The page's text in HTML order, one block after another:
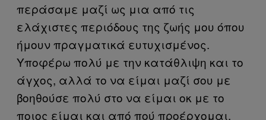
περάσαμε μαζί ως μια από τις
ελάχιστες περιόδους της ζωής μου όπου
ήμουν πραγματικά ευτυχισμένος.
Υποφέρω πολύ με την κατάθλιψη και το
άγχος, αλλά το να είμαι μαζί σου με
βοηθούσε πολύ στο να είμαι οκ με το
ποιος είμαι και από πού προέρχομαι.